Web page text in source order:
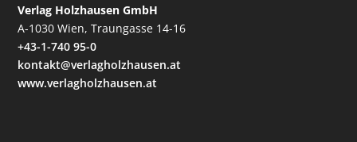
Verlag Holzhausen GmbH
A-1030 Wien, Traungasse 14-16
+43-1-740 95-0
kontakt@verlagholzhausen.at
www.verlagholzhausen.at